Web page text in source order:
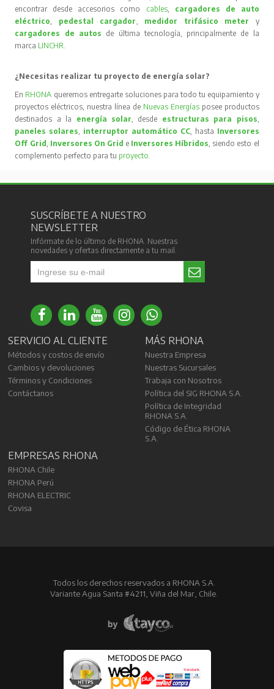
encontrar desde accesorios como cables, cargadores de auto
eléctrico
pedestal cargador medidor trifásico meter
y
cargadores de autos de última tecnología, principalmente de la
marca LINCHR
¿Necesitas realizar tu proyecto de energía solar?
En RHONA queremos entregarte soluciones para todo tu equipamiento y
proyectos eléctricos, nuestra línea de Nuevas Energíasposee productos
destinados a la energía solar , desde estructuras para pisos
paneles solares
interruptor automático CC, hasta Inversores
Off Grid Inversores On Grid e Inversores Híbridos , siendo esto el
complemento perfecto para tu proyecto
SUSCRÍBETE A NUESTRO
NEWSLETTER
Infórmate de lo último de RHONA. Nuestras
novedades y ofertas directamente a tu mail.
SERVICIO AL CLIENTE
Métodos y costos de envío
Cambios y devoluciones
Términos y Condiciones
Contáctanos
MÁS RHONA
Nuestra Empresa
Nuestras Sucursales
Trabaja con Nosotros
Política del SIG RHONA S.A.
Política de Integridad
RHONA S.A.
Código de Ética RHONA
S.A.
EMPRESAS RHONA
RHONA Chile
RHONA Perú
RHONA ELECTRIC
Covisa
Todos los derechos reservados a RHONA S.A.
Variante Agua Santa #4211, Viña del Mar, Chile.